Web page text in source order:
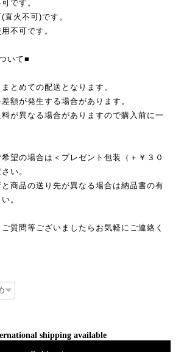
です。
火不可)です。
不可です。
いて■
とめての配送となります。
額が発生する場合があります。
が異なる場合がありますので購入前に一
望の場合は＜プレゼント包装（＋￥３０
い。
商品の送り先が異なる場合は納品書の有
。
質問等ございましたらお気軽にご連絡く
shipping available